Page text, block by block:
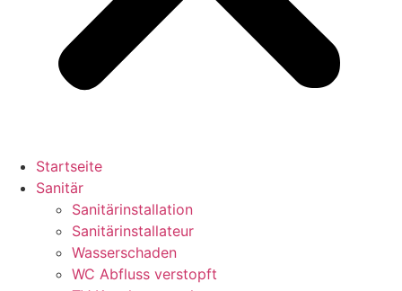
Startseite
Sanitär
Sanitärinstallation
Sanitärinstallateur
Wasserschaden
WC Abfluss verstopft